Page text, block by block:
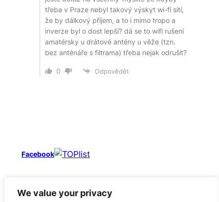
We value your privacy
třeba v Praze nebyl takový výskyt wi-fi sítí,
že by dálkový příjem, a to i mimo tropo a
inverze byl o dost lepší? dá se to wifi rušení
amatérsky u drátové antény u věže (tzn.
bez anténáře s filtrama) třeba nejak odrušit?
0 Odpovědět
Facebook
podcast.